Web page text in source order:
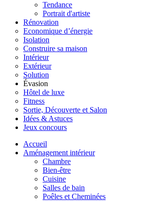
Tendance
Portrait d'artiste
Rénovation
Economique d’énergie
Isolation
Construire sa maison
Intérieur
Extérieur
Solution
Évasion
Hôtel de luxe
Fitness
Sortie, Découverte et Salon
Idées & Astuces
Jeux concours
Accueil
Aménagement intérieur
Chambre
Bien-être
Cuisine
Salles de bain
Poêles et Cheminées